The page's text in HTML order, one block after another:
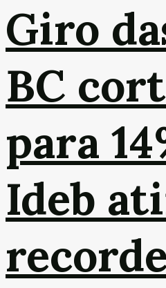
Giro
BC
para
Ideb